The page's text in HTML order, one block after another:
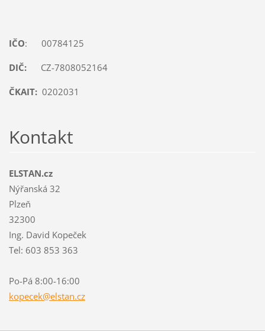
IČO: 00784125
DIČ: CZ-7808052164
ČKAIT: 0202031
Kontakt
ELSTAN.cz
Nýřanská 32
Plzeň
32300
Ing. David Kopeček
Tel: 603 853 363
Po-Pá 8:00-16:00
kopecek@elstan.cz